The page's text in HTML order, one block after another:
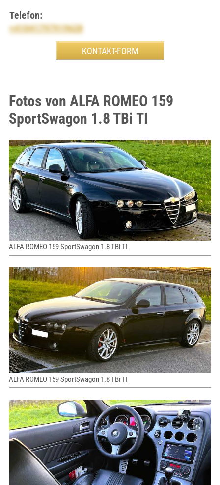
Telefon:
+41041797919628
Fotos von ALFA ROMEO 159
SportSwagon 1.8 TBi TI
ALFA ROMEO 159 SportSwagon 1.8 TBi TI
ALFA ROMEO 159 SportSwagon 1.8 TBi TI